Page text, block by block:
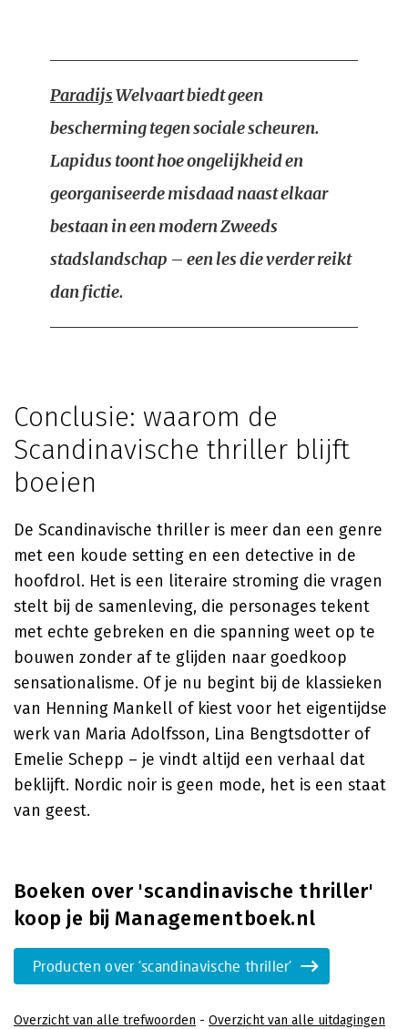
ParadijsWelvaart biedt geen
bescherming tegen sociale scheuren.
Lapidus toont hoe ongelijkheid en
georganiseerde misdaad naast elkaar
bestaan in een modern Zweeds
stadslandschap – een les die verder reikt
dan fictie.
Conclusie: waarom de
Scandinavische thriller blijft
boeien
De Scandinavische thriller is meer dan een genre
met een koude setting en een detective in de
hoofdrol. Het is een literaire stroming die vragen
stelt bij de samenleving, die personages tekent
met echte gebreken en die spanning weet op te
bouwen zonder af te glijden naar goedkoop
sensationalisme. Of je nu begint bij de klassieken
van Henning Mankell of kiest voor het eigentijdse
werk van Maria Adolfsson, Lina Bengtsdotter of
Emelie Schepp – je vindt altijd een verhaal dat
beklijft. Nordic noir is geen mode, het is een staat
van geest.
Boeken over 'scandinavische thriller'
koop je bij Managementboek.nl
Producten over 'scandinavische thriller'
Overzicht van alle trefwoorden - Overzicht van alle uitdagingen